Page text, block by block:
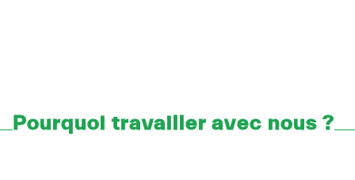
Pourquoi travailler avec nous ?